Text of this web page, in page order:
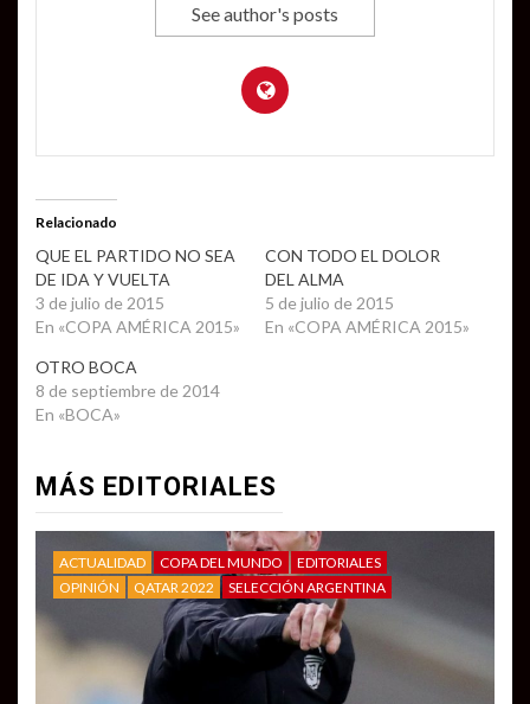
See author's posts
Relacionado
QUE EL PARTIDO NO SEA
DE IDA Y VUELTA
3 de julio de 2015
En «COPA AMÉRICA 2015»
CON TODO EL DOLOR
DEL ALMA
5 de julio de 2015
En «COPA AMÉRICA 2015»
OTRO BOCA
8 de septiembre de 2014
En «BOCA»
MÁS EDITORIALES
ACTUALIDAD COPA DEL MUNDO
EDITORIALES
OPINIÓN
QATAR 2022 SELECCIÓN ARGENTINA